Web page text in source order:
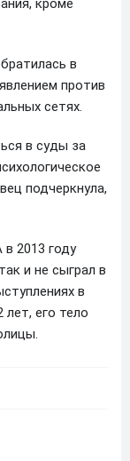
кроме
в
против
сетях.
в суды за
подчеркнула,
2013 году
и не сыграл в
в
лет, его тело